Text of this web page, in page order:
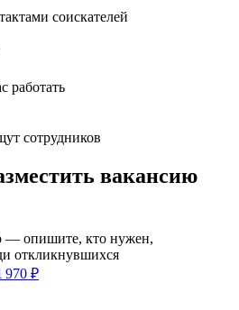
соискателей
работать
сотрудников
вакансию
— опишите, кто нужен,
откликнувшихся
970 ₽